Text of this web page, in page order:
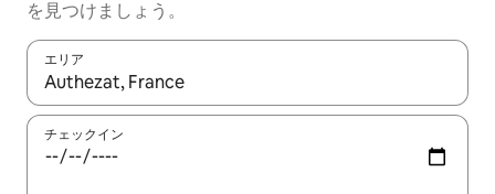
を見つけましょう。
エリア
検索結果が表示されたら、上下の矢印キーを使って移動するか
チェックイン